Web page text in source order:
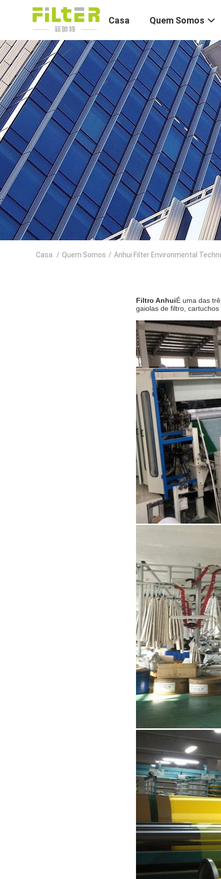
Casa Quem Somos
Casa / Quem Somos / Anhui Filter Environmental
Filtro AnhuiÉ uma das
gaiolas de filtro,